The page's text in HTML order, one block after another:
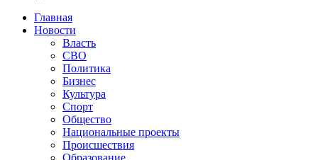
Главная
Новости
Власть
СВО
Политика
Бизнес
Культура
Спорт
Общество
Национальные проекты
Происшествия
Образование